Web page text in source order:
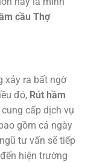
cầu Thợ
xảy ra bất ngờ
đó, Rút hầm
cung cấp dịch vụ
gồm cả ngày
tư vấn sẽ tiếp
hiện trường